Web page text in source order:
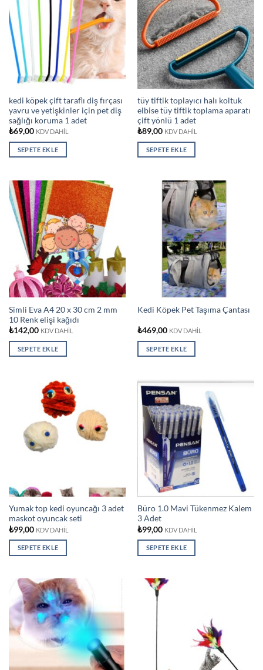
kedi köpek çift taraflı diş fırçası
yavru ve yetişkinler için pet diş
sağlığı koruma 1 adet
₺69,00 KDV DAHİL
SEPETE EKLE
tüy tiftik toplayıcı halı koltuk
elbise tüy tiftik toplama aparatı
çift yönlü 1 adet
₺89,00 KDV DAHİL
SEPETE EKLE
Simli Eva A4 20 x 30 cm 2 mm
10 Renk elişi kağıdı
₺142,00 KDV DAHİL
SEPETE EKLE
Kedi Köpek Pet Taşıma Çantası
₺469,00 KDV DAHİL
SEPETE EKLE
Yumak top kedi oyuncağı 3 adet
maskot oyuncak seti
₺99,00 KDV DAHİL
SEPETE EKLE
Büro 1.0 Mavi Tükenmez Kalem
3 Adet
₺99,00 KDV DAHİL
SEPETE EKLE